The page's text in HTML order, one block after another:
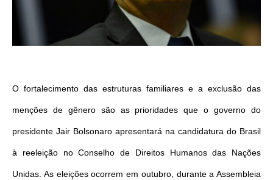
O fortalecimento das estruturas familiares e a exclusão das
menções de gênero são as prioridades que o governo do
presidente Jair Bolsonaro apresentará na candidatura do Brasil
à reeleição no Conselho de Direitos Humanos das Nações
Unidas. As eleições ocorrem em outubro, durante a Assembleia